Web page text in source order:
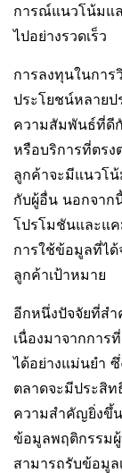
การณ์แนวโน้มแ
ไปอย่างรวดเร็ว
การลงทุนในการ
ประโยชน์หลายป
ความสัมพันธ์ที่ดี
หรือบริการที่ตร
ลูกค้าจะมีแนวโ
กับผู้อื่น นอกจาก
โปรโมชันและแ
การใช้ข้อมูลที่ได้
ลูกค้าเป้าหมาย
อีกหนึ่งปัจจัยที่ส
เนื่องมาจากการ
ได้อย่างแม่นยำ
ตลาดจะมีประสิ
ความสำคัญยิ่งขึ้น
ข้อมูลพฤติกรรม
สามารถรับข้อมูล